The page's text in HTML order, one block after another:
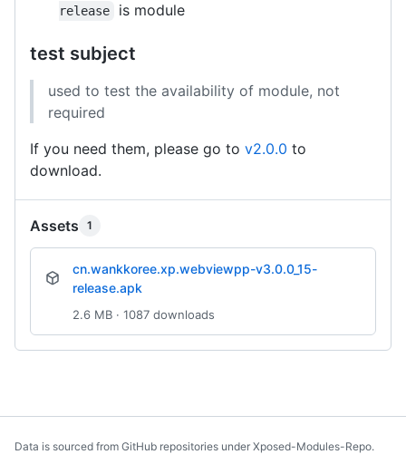
release
is module
test subject
used to test the availability of module, not
required
If you need them, please go to v2.0.0 to
download.
Assets 1
cn.wankkoree.xp.webviewpp-v3.0.0_15-
release.apk
2.6 MB · 1087 downloads
Data is sourced from GitHub repositories under Xposed-Modules-Repo.